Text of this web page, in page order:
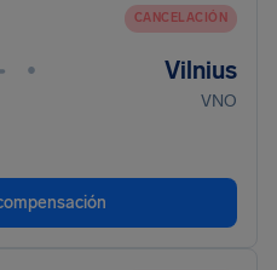
CANCELACIÓN
• Vilnius
VNO